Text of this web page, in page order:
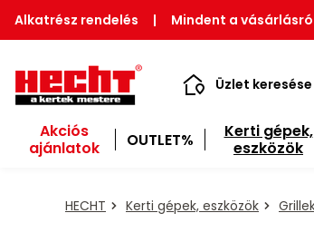
Alkatrész rendelés | Mindent a
Üzlet
Akciós
ajánlatok
OUTLET%
Kerti gépek,
eszközök
HECHT Kerti gépek, eszközök